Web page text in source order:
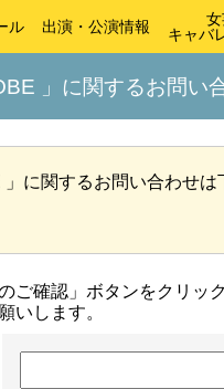
ル 出演・公演情報
女
キャバ
」に関するお問い
」に関するお問い合わせは
ご確認」ボタンをクリッ
いします。